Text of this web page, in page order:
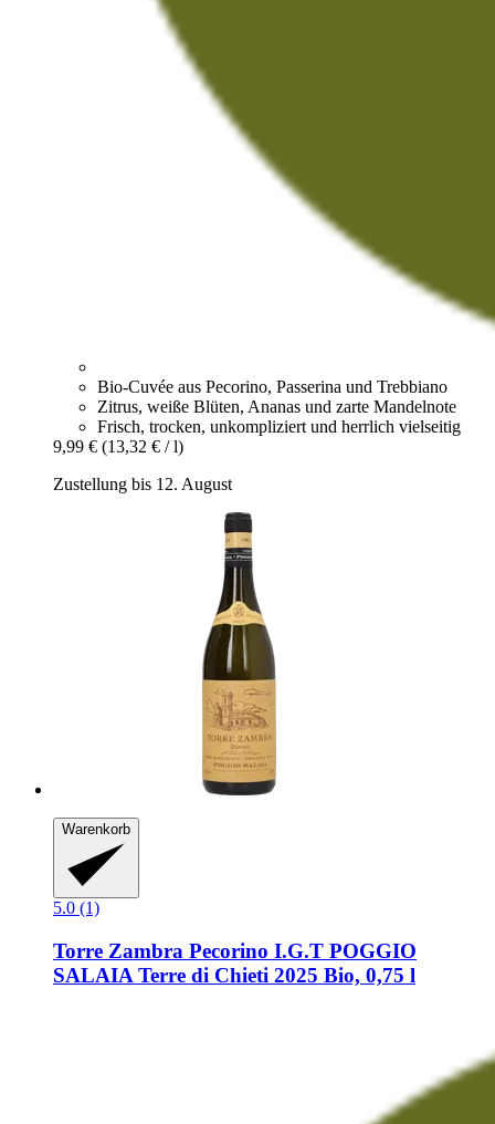
Bio-Cuvée aus Pecorino, Passerina und Trebbiano
Zitrus, weiße Blüten, Ananas und zarte Mandelnote
Frisch, trocken, unkompliziert und herrlich vielseitig
9,99 € (13,32 € / l)
Zustellung bis 12. August
Warenkorb
5.0 (1)
Torre Zambra Pecorino I.G.T POGGIO
SALAIA Terre di Chieti 2025 Bio, 0,75 l